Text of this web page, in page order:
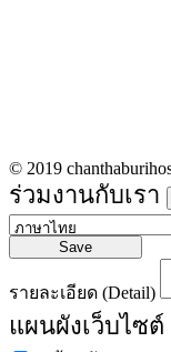
© 2019
ร่วมงานกับเรา
Save
รายละเอียด (Detail)
แผนผังเว็บไซต์